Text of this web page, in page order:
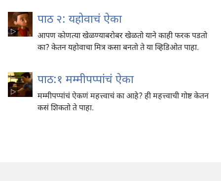
पाठ २: यहोवाचं ऐका
आपण कोणत्या खेळण्याबरोबर खेळतो याने काही फरक पडतो
का? केतन यहोवाचा मित्र कसा बनतो ते या व्हिडिओत पाहा.
पाठ:१ मम्मीपप्पांचं ऐका
मम्मीपप्पांचं ऐकणं महत्त्वाचं का आहे? ही महत्त्वाची गोष्ट केतन
कसं शिकतो ते पाहा.